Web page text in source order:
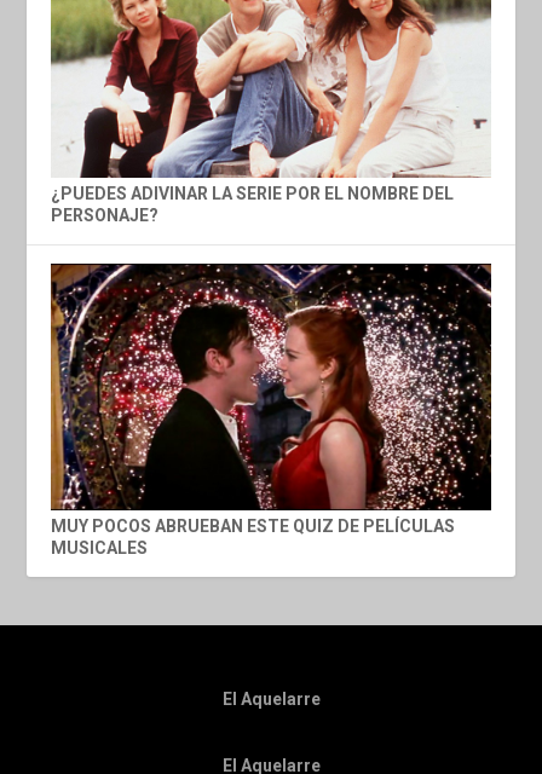
¿PUEDES ADIVINAR LA SERIE POR EL NOMBRE DEL
PERSONAJE?
MUY POCOS ABRUEBAN ESTE QUIZ DE PELÍCULAS
MUSICALES
El Aquelarre
El Aquelarre